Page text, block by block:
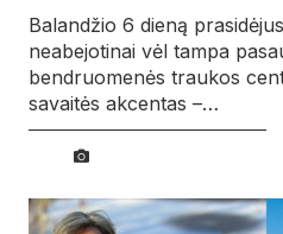
Balandžio 6 dieną
neabejotinai vėl tampa
bendruomenės traukos
savaitės akcentas –…